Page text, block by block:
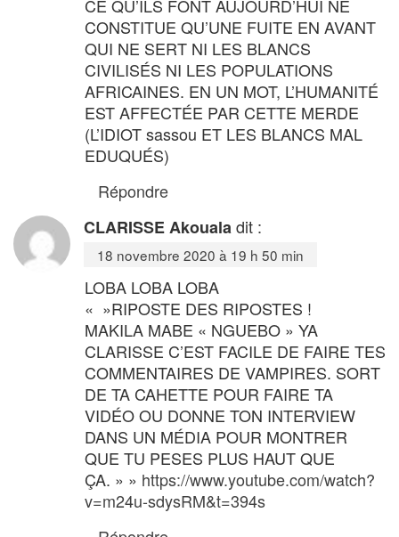
CE QU’ILS FONT AUJOURD’HUI NE
CONSTITUE QU’UNE FUITE EN AVANT
QUI NE SERT NI LES BLANCS
CIVILISÉS NI LES POPULATIONS
AFRICAINES. EN UN MOT, L’HUMANITÉ
EST AFFECTÉE PAR CETTE MERDE
(L’IDIOT sassou ET LES BLANCS MAL
EDUQUÉS)
Répondre
CLARISSE Akoualadit :
18 novembre 2020 à 19 h 50 min
LOBA LOBA LOBA
« »RIPOSTE DES RIPOSTES !
MAKILA MABE « NGUEBO » YA
CLARISSE C’EST FACILE DE FAIRE TES
COMMENTAIRES DE VAMPIRES. SORT
DE TA CAHETTE POUR FAIRE TA
VIDÉO OU DONNE TON INTERVIEW
DANS UN MÉDIA POUR MONTRER
QUE TU PESES PLUS HAUT QUE
ÇA. » » https://www.youtube.com/watch?
v=m24u-sdysRM&t=394s